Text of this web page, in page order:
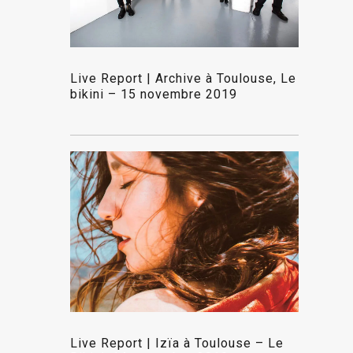
Live Report | Archive à Toulouse, Le
bikini – 15 novembre 2019
Live Report | Izïa à Toulouse – Le